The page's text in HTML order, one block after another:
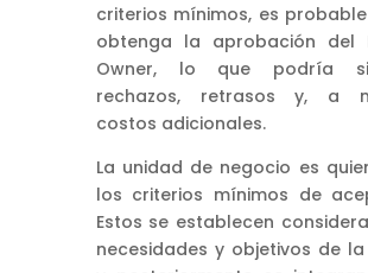
criterios mínimos, es
obtenga la aprobación del
Owner, lo que podría
rechazos, retrasos y, a
costos adicionales.
La unidad de negocio es
los criterios mínimos de
Estos se establecen
necesidades y objetivos de